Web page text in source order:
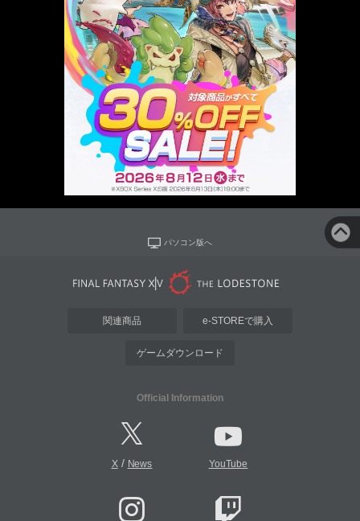
パソコン版へ
関連商品 e-STOREで購入
ゲームダウンロード
Official Information
X/ News YouTube